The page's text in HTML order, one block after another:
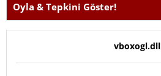
Oyla & Tepkini Göster!
vboxogl.dll